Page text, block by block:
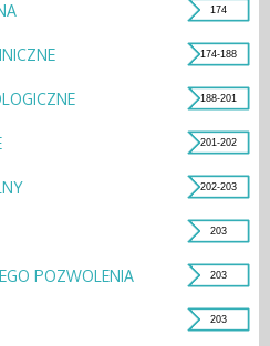
174
174-188
188-201
201-202
202-203
203
POZWOLENIA 203
203